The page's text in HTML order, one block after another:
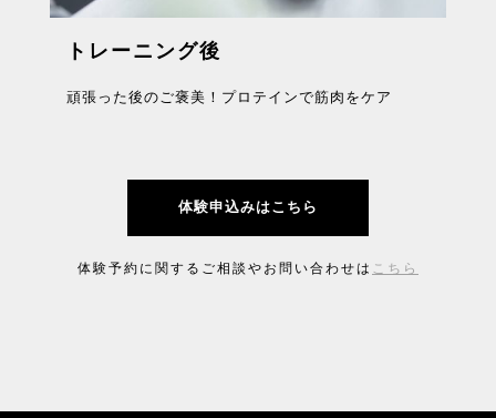
トレーニング後
頑張った後のご褒美！プロテインで筋肉をケア
体験申込みはこちら
体験予約に関するご相談やお問い合わせは こちら